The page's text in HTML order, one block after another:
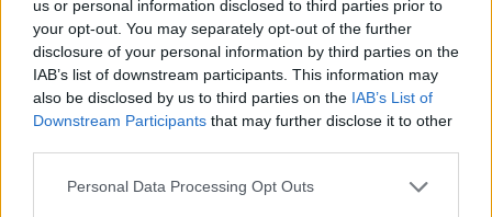
us or personal information disclosed to third parties prior to
your opt-out. You may separately opt-out of the further
disclosure of your personal information by third parties on the
IAB’s list of downstream participants. This information may
also be disclosed by us to third parties on the IAB’s List of
Downstream Participants that may further disclose it to other
Personal Data Processing Opt Outs